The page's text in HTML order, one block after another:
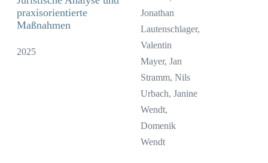
praxisorientierte
Maßnahmen
2025
Jonathan
Lautenschlager,
Valentin
Mayer, Jan
Stramm, Nils
Urbach, Janine
Wendt,
Domenik
Wendt